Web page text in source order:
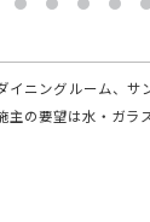
ニングルーム、
の要望は水・ガ